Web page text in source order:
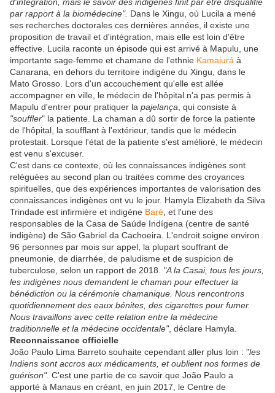
par rapport à la biomédecine". Dans le Xingu, où Lucila a mené
ses recherches doctorales ces dernières années, il existe une
proposition de travail et d'intégration, mais elle est loin d'être
effective. Lucila raconte un épisode qui est arrivé à Mapulu, une
importante sage-femme et chamane de l'ethnie Kamaiurá à
Canarana, en dehors du territoire indigène du Xingu, dans le
Mato Grosso. Lors d'un accouchement qu'elle est allée
accompagner en ville, le médecin de l'hôpital n'a pas permis à
Mapulu d'entrer pour pratiquer la pajelança , qui consiste à
"souffler" la patiente. La chaman a dû sortir de force la patiente
de l'hôpital, la soufflant à l'extérieur, tandis que le médecin
protestait. Lorsque l'état de la patiente s'est amélioré, le médecin
est venu s'excuser.
C'est dans ce contexte, où les connaissances indigènes sont
reléguées au second plan ou traitées comme des croyances
spirituelles, que des expériences importantes de valorisation des
connaissances indigènes ont vu le jour. Hamyla Elizabeth da Silva
Trindade est infirmière et indigène Baré , et l'une des
responsables de la Casa de Saúde Indígena (centre de santé
indigène) de São Gabriel da Cachoeira. L'endroit soigne environ
96 personnes par mois sur appel, la plupart souffrant de
pneumonie, de diarrhée, de paludisme et de suspicion de
tuberculose, selon un rapport de 2018. "A la Casai, tous les jours,
les indigènes nous demandent le chaman pour effectuer la
bénédiction ou la cérémonie chamanique. Nous rencontrons
quotidiennement des eaux bénites, des cigarettes pour fumer.
Nous travaillons avec cette relation entre la médecine
traditionnelle et la médecine occidentale", déclare Hamyla.
Reconnaissance officielle
João Paulo Lima Barreto souhaite cependant aller plus loin : "les
Indiens sont accros aux médicaments, et oublient nos formes de
guérison". C'est une partie de ce savoir que João Paulo a
apporté à Manaus en créant, en juin 2017, le Centre de